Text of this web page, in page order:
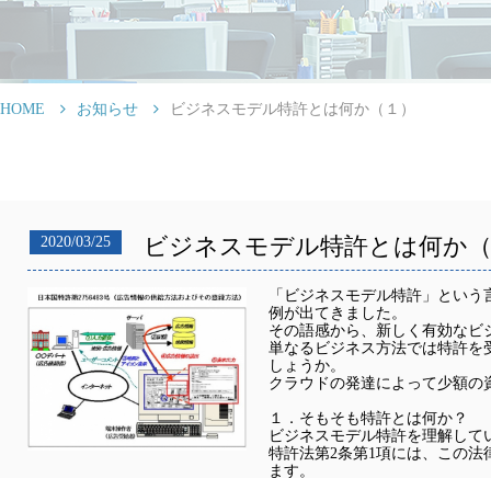
HOME お知らせ ビジネスモデル特許とは何か（１）
2020/03/25 ビジネスモデル特許とは何か
「ビジネスモデル特許」とい
例が出てきました。
その語感から、新しく有効な
単なるビジネス方法では特許を
しょうか。
クラウドの発達によって少額
１．そもそも特許とは何か？
ビジネスモデル特許を理解し
特許法第2条第1項には、この
ます。